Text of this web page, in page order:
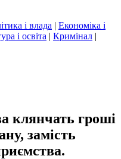
і влада | Економіка і
і освіта | Кримінал |
клянчать гроші
замість